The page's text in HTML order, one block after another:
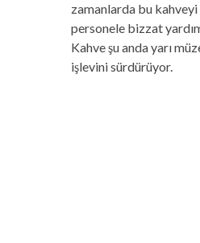
zamanlarda bu
personele bizzat
Kahve şu anda yarı
işlevini sürdürüyor.